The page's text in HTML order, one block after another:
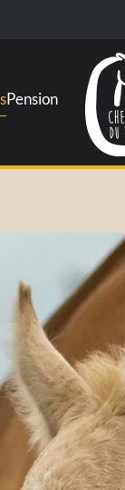
Pension